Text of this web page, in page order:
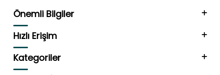
Önemli Bilgiler
Hızlı Erişim
Kategoriler